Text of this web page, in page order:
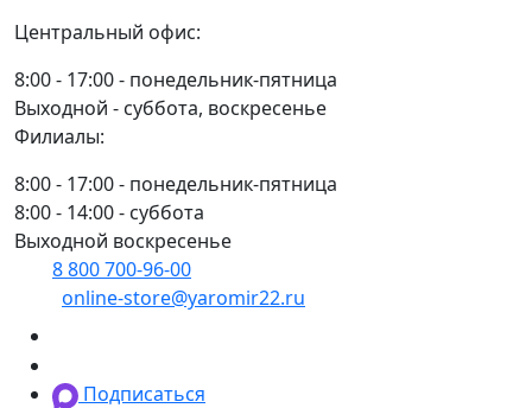
Центральный офис:
8:00 - 17:00 - понедельник-пятница
Выходной - суббота, воскресенье
Филиалы:
8:00 - 17:00 - понедельник-пятница
8:00 - 14:00 - суббота
Выходной воскресенье
8 800 700-96-00
online-store@yaromir22.ru
Подписаться